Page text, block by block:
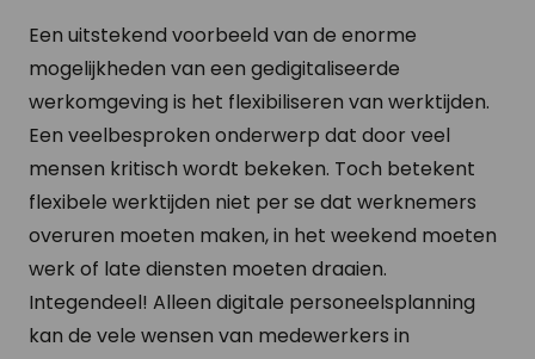
Een uitstekend voorbeeld van de enorme
mogelijkheden van een gedigitaliseerde
werkomgeving is het flexibiliseren van werktijden.
Een veelbesproken onderwerp dat door veel
mensen kritisch wordt bekeken. Toch betekent
flexibele werktijden niet per se dat werknemers
overuren moeten maken, in het weekend moeten
werk of late diensten moeten draaien.
Integendeel! Alleen digitale personeelsplanning
kan de vele wensen van medewerkers in